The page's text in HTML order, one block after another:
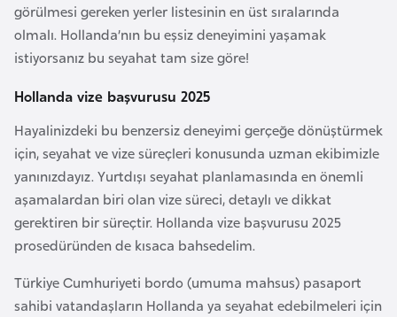
görülmesi gereken yerler listesinin en üst sıralarında
olmalı. Hollanda’nın bu eşsiz deneyimini yaşamak
istiyorsanız bu seyahat tam size göre!
Hollanda vize başvurusu 2025
Hayalinizdeki bu benzersiz deneyimi gerçeğe dönüştürmek
için, seyahat ve vize süreçleri konusunda uzman ekibimizle
yanınızdayız. Yurtdışı seyahat planlamasında en önemli
aşamalardan biri olan vize süreci, detaylı ve dikkat
gerektiren bir süreçtir. Hollanda vize başvurusu 2025
prosedüründen de kısaca bahsedelim.
Türkiye Cumhuriyeti bordo (umuma mahsus) pasaport
sahibi vatandaşların Hollanda ya seyahat edebilmeleri için
Ç
e
k
C
m
h
u
r
i
y
e
t